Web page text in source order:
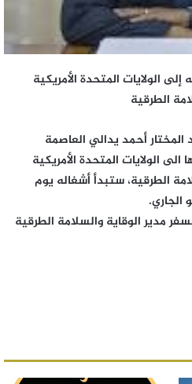
الولايات المتحدة الأمريكية
الطرقية
المختار أحمد يدالي العاصمة
الولايات المتحدة الأمريكية
الطرقية، ستبدأ أشغاله يوم
الجاري.
مدير الوقاية والسلامة الطرقية